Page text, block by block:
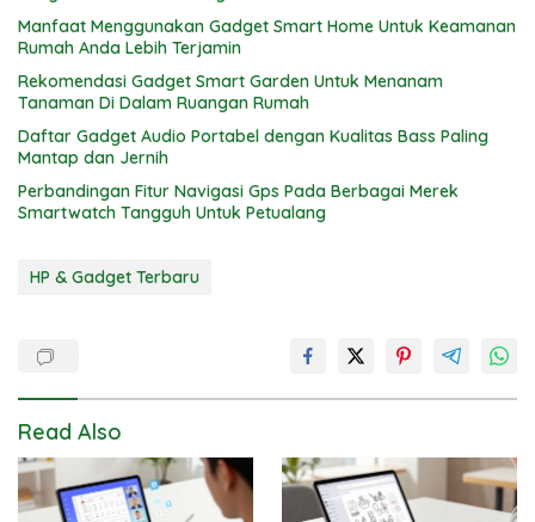
Manfaat Menggunakan Gadget Smart Home Untuk Keamanan
Rumah Anda Lebih Terjamin
Rekomendasi Gadget Smart Garden Untuk Menanam
Tanaman Di Dalam Ruangan Rumah
Daftar Gadget Audio Portabel dengan Kualitas Bass Paling
Mantap dan Jernih
Perbandingan Fitur Navigasi Gps Pada Berbagai Merek
Smartwatch Tangguh Untuk Petualang
HP & Gadget Terbaru
Read Also